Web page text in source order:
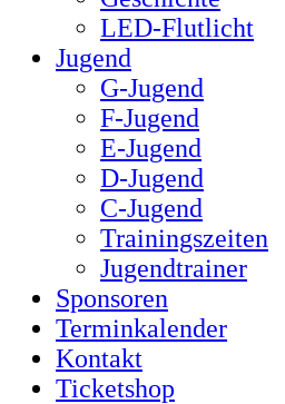
LED-Flutlicht
Jugend
G-Jugend
F-Jugend
E-Jugend
D-Jugend
C-Jugend
Trainingszeiten
Jugendtrainer
Sponsoren
Terminkalender
Kontakt
Ticketshop